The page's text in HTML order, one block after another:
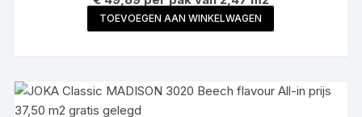
TOEVOEGEN AAN WINKELWAGEN